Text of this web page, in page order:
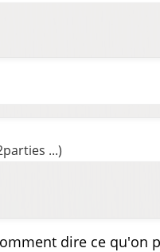
...)
dire ce qu'on